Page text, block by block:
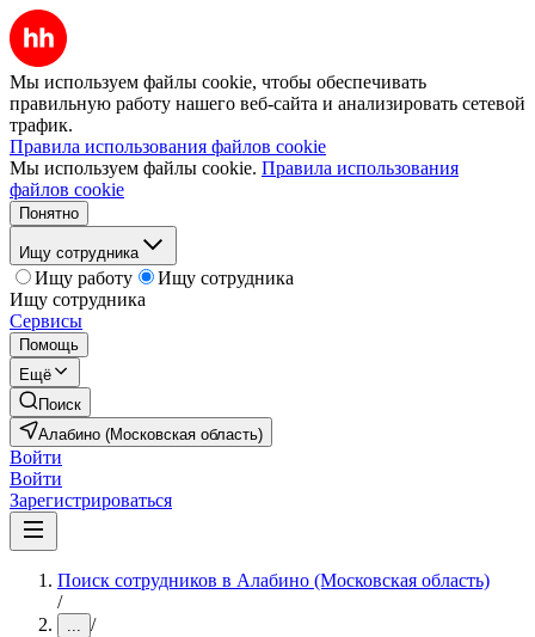
Мы используем файлы cookie, чтобы обеспечивать
правильную работу нашего веб-сайта и анализировать сетевой
трафик.
Правила использования файлов cookie
Мы используем файлы cookie. Правила использования
файлов cookie
Понятно
Ищу сотрудника
Ищу работу
Ищу сотрудника
Ищу сотрудника
Сервисы
Помощь
Ещё
Поиск
Алабино (Московская область)
Войти
Войти
Зарегистрироваться
Поиск сотрудников в Алабино (Московская область)
/
... /